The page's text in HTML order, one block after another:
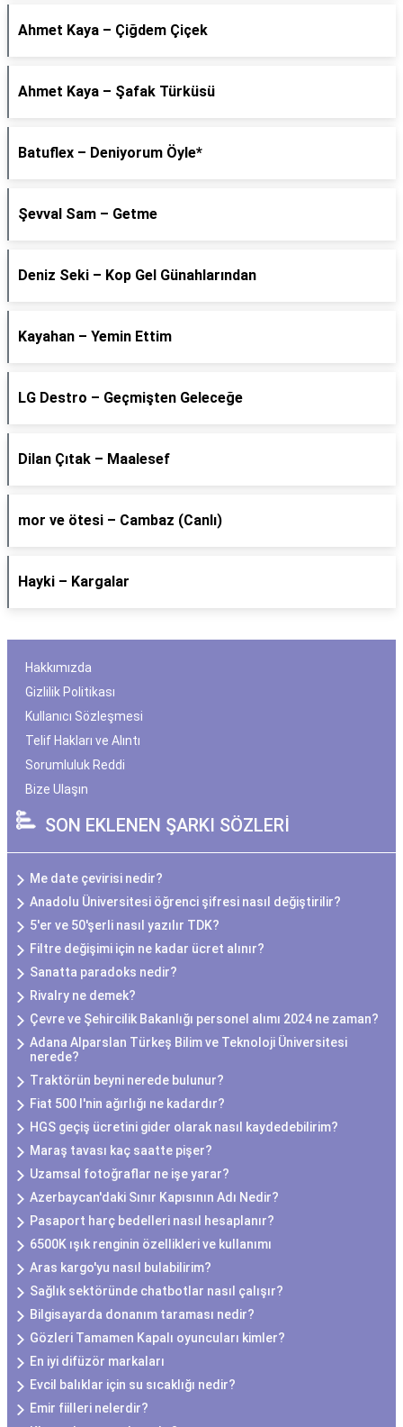
Ahmet Kaya – Çiğdem Çiçek
Ahmet Kaya – Şafak Türküsü
Batuflex – Deniyorum Öyle*
Şevval Sam – Getme
Deniz Seki – Kop Gel Günahlarından
Kayahan – Yemin Ettim
LG Destro – Geçmişten Geleceğe
Dilan Çıtak – Maalesef
​mor ve ötesi – Cambaz (Canlı)
Hayki – Kargalar
Hakkımızda
Gizlilik Politikası
Kullanıcı Sözleşmesi
Telif Hakları ve Alıntı
Sorumluluk Reddi
Bize Ulaşın
SON EKLENEN ŞARKI SÖZLERİ
Me date çevirisi nedir?
Anadolu Üniversitesi öğrenci şifresi nasıl değiştirilir?
5'er ve 50'şerli nasıl yazılır TDK?
Filtre değişimi için ne kadar ücret alınır?
Sanatta paradoks nedir?
Rivalry ne demek?
Çevre ve Şehircilik Bakanlığı personel alımı 2024 ne zaman?
Adana Alparslan Türkeş Bilim ve Teknoloji Üniversitesi
nerede?
Traktörün beyni nerede bulunur?
Fiat 500 l'nin ağırlığı ne kadardır?
HGS geçiş ücretini gider olarak nasıl kaydedebilirim?
Maraş tavası kaç saatte pişer?
Uzamsal fotoğraflar ne işe yarar?
Azerbaycan'daki Sınır Kapısının Adı Nedir?
Pasaport harç bedelleri nasıl hesaplanır?
6500K ışık renginin özellikleri ve kullanımı
Aras kargo'yu nasıl bulabilirim?
Sağlık sektöründe chatbotlar nasıl çalışır?
Bilgisayarda donanım taraması nedir?
Gözleri Tamamen Kapalı oyuncuları kimler?
En iyi difüzör markaları
Evcil balıklar için su sıcaklığı nedir?
Emir fiilleri nelerdir?